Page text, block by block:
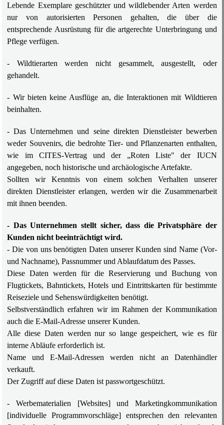
Lebende Exemplare geschützter und wildlebender Arten werden
nur von autorisierten Personen gehalten, die über die
entsprechende Ausrüstung für die artgerechte Unterbringung und
Pflege verfügen.
- Wildtierarten werden nicht gesammelt, ausgestellt, oder
gehandelt.
- Wir bieten keine Ausflüge an, die Interaktionen mit Wildtieren
beinhalten.
- Das Unternehmen und seine direkten Dienstleister bewerben
weder Souvenirs, die bedrohte Tier- und Pflanzenarten enthalten,
wie im CITES-Vertrag und der „Roten Liste" der IUCN
angegeben, noch historische und archäologische Artefakte.
Sollten wir Kenntnis von einem solchen Verhalten unserer
direkten Dienstleister erlangen, werden wir die Zusammenarbeit
mit ihnen beenden.
- Das Unternehmen stellt sicher, dass die Privatsphäre der
Kunden nicht beeinträchtigt wird.
- Die von uns benötigten Daten unserer Kunden sind Name (Vor-
und Nachname), Passnummer und Ablaufdatum des Passes.
Diese Daten werden für die Reservierung und Buchung von
Flugtickets, Bahntickets, Hotels und Eintrittskarten für bestimmte
Reiseziele und Sehenswürdigkeiten benötigt.
Selbstverständlich erfahren wir im Rahmen der Kommunikation
auch die E-Mail-Adresse unserer Kunden.
Alle diese Daten werden nur so lange gespeichert, wie es für
interne Abläufe erforderlich ist.
Name und E-Mail-Adressen werden nicht an Datenhändler
verkauft.
Der Zugriff auf diese Daten ist passwortgeschützt.
- Werbematerialien [Websites] und Marketingkommunikation
[individuelle Programmvorschläge] entsprechen den relevanten